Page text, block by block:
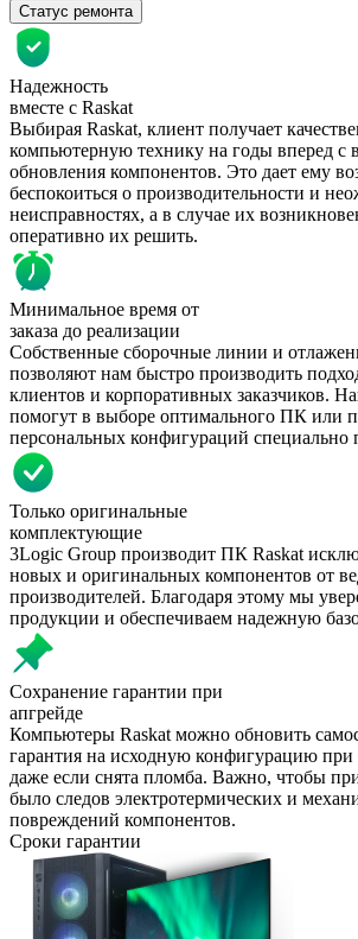
Статус ремонта
Надежность
вместе с Raskat
Выбирая Raskat, клиент получает
компьютерную технику на годы вперед с
обновления компонентов. Это дает ему
беспокоиться о производительности и
неисправностях, а в случае их
оперативно их решить.
Минимальное время от
заказа до реализации
Собственные сборочные линии и
позволяют нам быстро производить
клиентов и корпоративных заказчиков.
помогут в выборе оптимального ПК или
персональных конфигураций специально
Только оригинальные
комплектующие
3Logic Group производит ПК Raskat
новых и оригинальных компонентов от
производителей. Благодаря этому мы
продукции и обеспечиваем надежную
Сохранение гарантии при
апгрейде
Компьютеры Raskat можно обновить
гарантия на исходную конфигурацию при
даже если снята пломба. Важно, чтобы
было следов электротермических и
повреждений компонентов.
Сроки гарантии